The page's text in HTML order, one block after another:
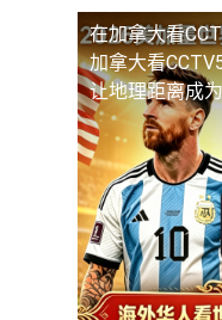
在加拿大看
加拿大看
让地理距离成